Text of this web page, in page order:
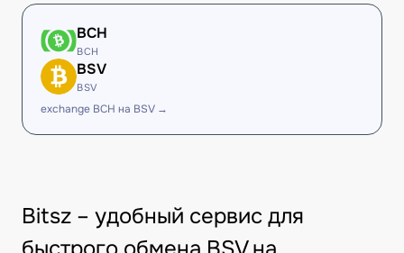
BCH
BCH
BSV
BSV
exchange BCH на BSV →
Bitsz – удобный сервис для